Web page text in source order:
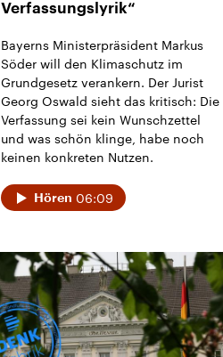
Verfassungslyrik“
Bayerns Ministerpräsident Markus
Söder will den Klimaschutz im
Grundgesetz verankern. Der Jurist
Georg Oswald sieht das kritisch: Die
Verfassung sei kein Wunschzettel
und was schön klinge, habe noch
keinen konkreten Nutzen.
Hören 06:09